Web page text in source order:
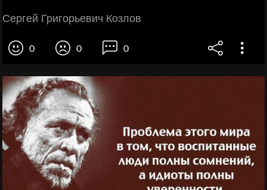
Сергей Григорьевич Козлов
0 0 0